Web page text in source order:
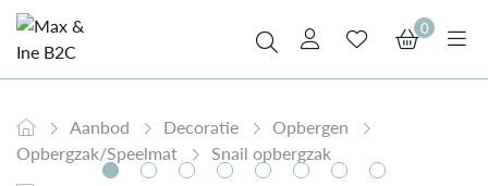
0
Aanbod Decoratie
Opbergen
Opbergzak/Speelmat
Snail opbergzak